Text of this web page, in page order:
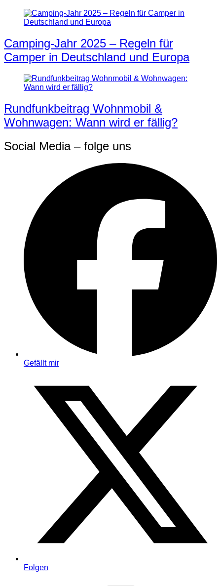
Camping-Jahr 2025 – Regeln für
Camper in Deutschland und Europa
Rundfunkbeitrag Wohnmobil &
Wohnwagen: Wann wird er fällig?
Social Media – folge uns
Gefällt mir
Folgen